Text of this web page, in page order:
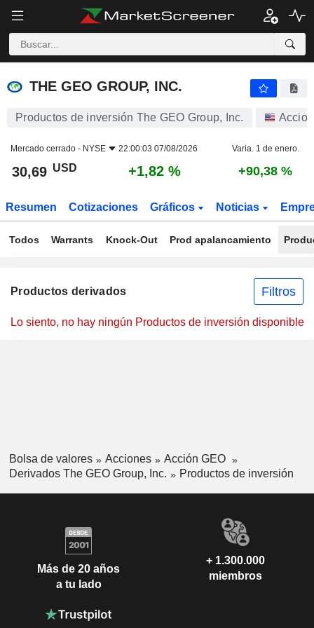
THE GEO GROUP, INC.
THE GEO GROUP, INC.
Productos de inversión The GEO Group, Inc.
Mercado cerrado - NYSE 22:00:03 07/08/2026 Varia. 1 de enero.
30,69 USD +1,82 % +90,38 %
Resumen Cotizaciones Gráficos Noticias
Todos Warrants Knock-Out Prod apalancamiento
Productos derivados Filtros
Lo siento, no hay ningún Productos de inversión disponible
Bolsa de valores Acciones
Acción GEO
Derivados The GEO Group, Inc.
Productos de inversión
Más de 20 años
a tu lado
+ 1.300.000
miembros